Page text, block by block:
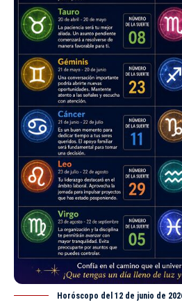
Horóscopo del 12 de junio de